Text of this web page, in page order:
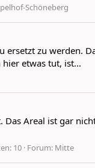
Schöneberg
ersetzt zu werden.
etwas tut, ist...
Areal ist gar
10 Forum: Mitte